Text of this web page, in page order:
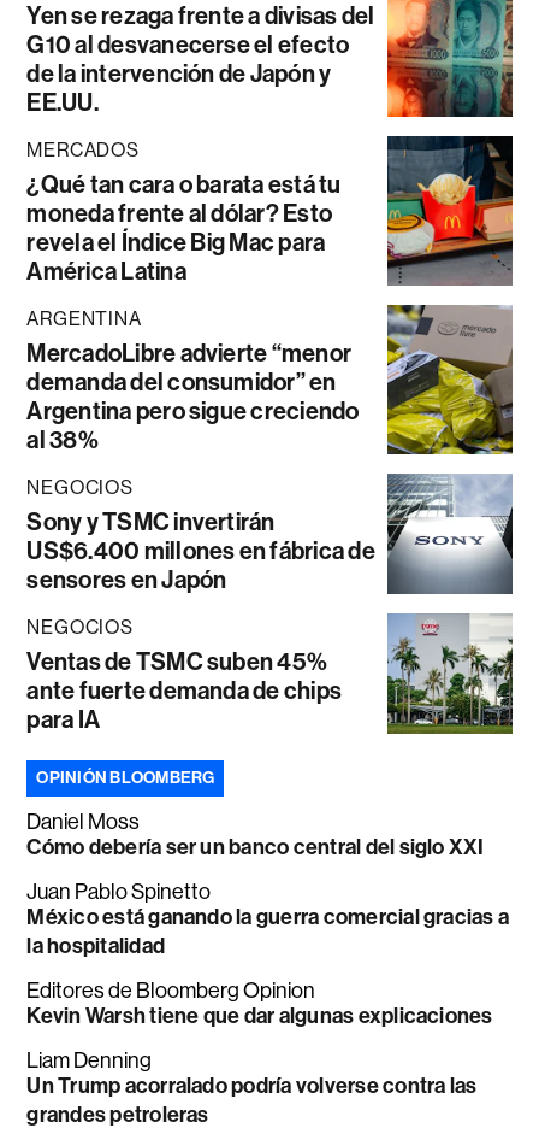
Yen se rezaga frente a divisas del
G10 al desvanecerse el efecto
de la intervención de Japón y
EE.UU.
MERCADOS
¿Qué tan cara o barata está tu
moneda frente al dólar? Esto
revela el Índice Big Mac para
América Latina
ARGENTINA
MercadoLibre advierte “menor
demanda del consumidor” en
Argentina pero sigue creciendo
al 38%
NEGOCIOS
Sony y TSMC invertirán
US$6.400 millones en fábrica de
sensores en Japón
NEGOCIOS
Ventas de TSMC suben 45%
ante fuerte demanda de chips
para IA
OPINIÓN BLOOMBERG
Daniel Moss
Cómo debería ser un banco central del siglo XXI
Juan Pablo Spinetto
México está ganando la guerra comercial gracias a
la hospitalidad
Editores de Bloomberg Opinion
Kevin Warsh tiene que dar algunas explicaciones
Liam Denning
Un Trump acorralado podría volverse contra las
grandes petroleras